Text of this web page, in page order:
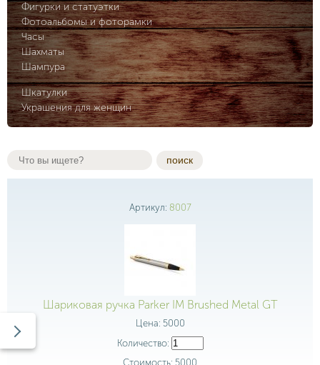
Фигурки и статуэтки
Фотоальбомы и фоторамки
Часы
Шахматы
Шампура
Шкатулки
Украшения для женщин
поиск
Артикул: 8007
Шариковая ручка Parker IM Brushed Metal GT
Цена: 5000
Количество:
Стоимость: 5000